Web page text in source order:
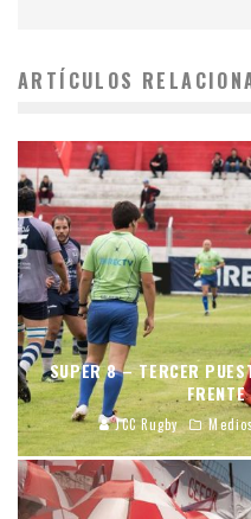
ARTÍCULOS
SUPER 8 – TERCER
JCC Rugby